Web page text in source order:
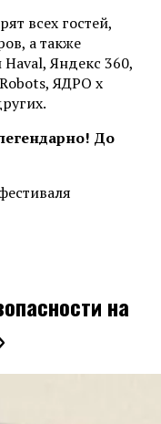
всех гостей,
а также
Яндекс 360,
ЯДРО х
До
на